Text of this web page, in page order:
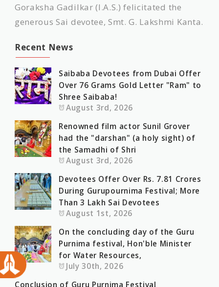
Goraksha Gadilkar (I.A.S.) felicitated the
generous Sai devotee, Smt. G. Lakshmi Kanta.
Recent News
Saibaba Devotees from Dubai Offer
Over 76 Grams Gold Letter "Ram" to
Shree Saibaba!
August 3rd, 2026
Renowned film actor Sunil Grover
had the "darshan" (a holy sight) of
the Samadhi of Shri
August 3rd, 2026
Devotees Offer Over Rs. 7.81 Crores
During Gurupournima Festival; More
Than 3 Lakh Sai Devotees
August 1st, 2026
On the concluding day of the Guru
Purnima festival, Hon'ble Minister
for Water Resources,
July 30th, 2026
Conclusion of Guru Purnima Festival